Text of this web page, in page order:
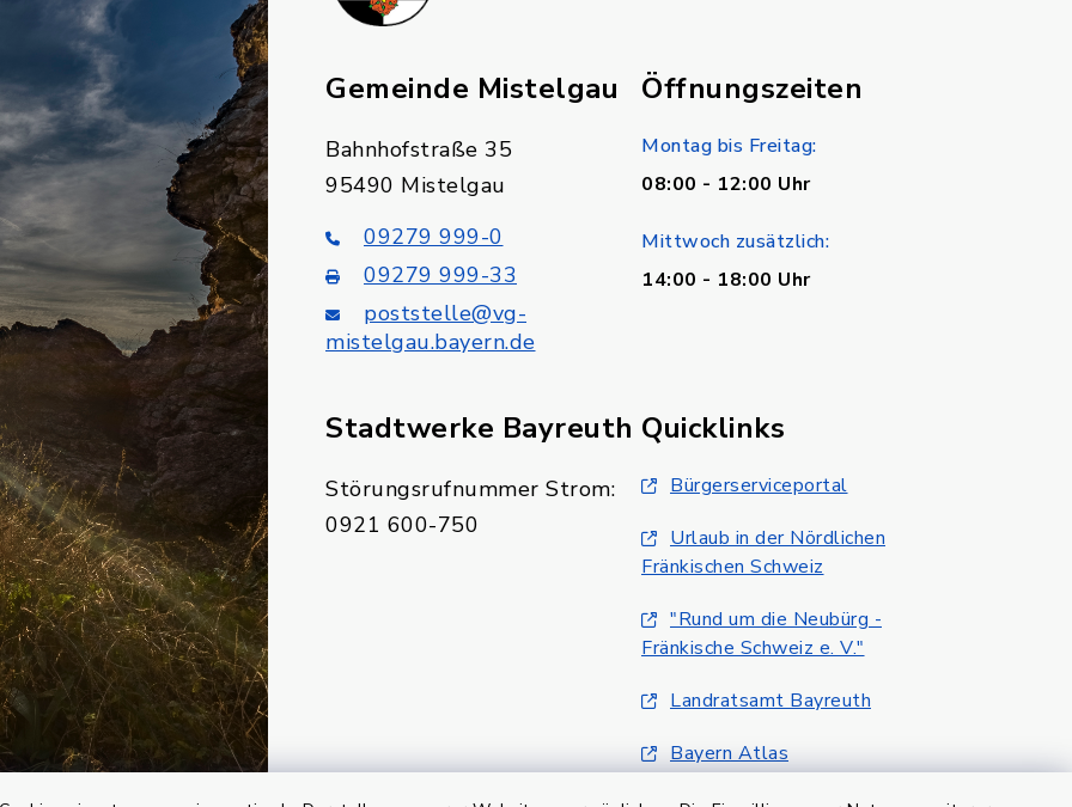
Gemeinde Mistelgau
Bahnhofstraße 35
95490 Mistelgau
09279 999-0
09279 999-33
poststelle@vg-
mistelgau.bayern.de
Öffnungszeiten
Montag bis Freitag:
08:00 - 12:00 Uhr
Mittwoch zusätzlich:
14:00 - 18:00 Uhr
Stadtwerke Bayreuth
Störungsrufnummer Strom:
0921 600-750
Quicklinks
Bürgerserviceportal
Urlaub in der Nördlichen
Fränkischen Schweiz
"Rund um die Neubürg -
Fränkische Schweiz e. V."
Landratsamt Bayreuth
Bayern Atlas